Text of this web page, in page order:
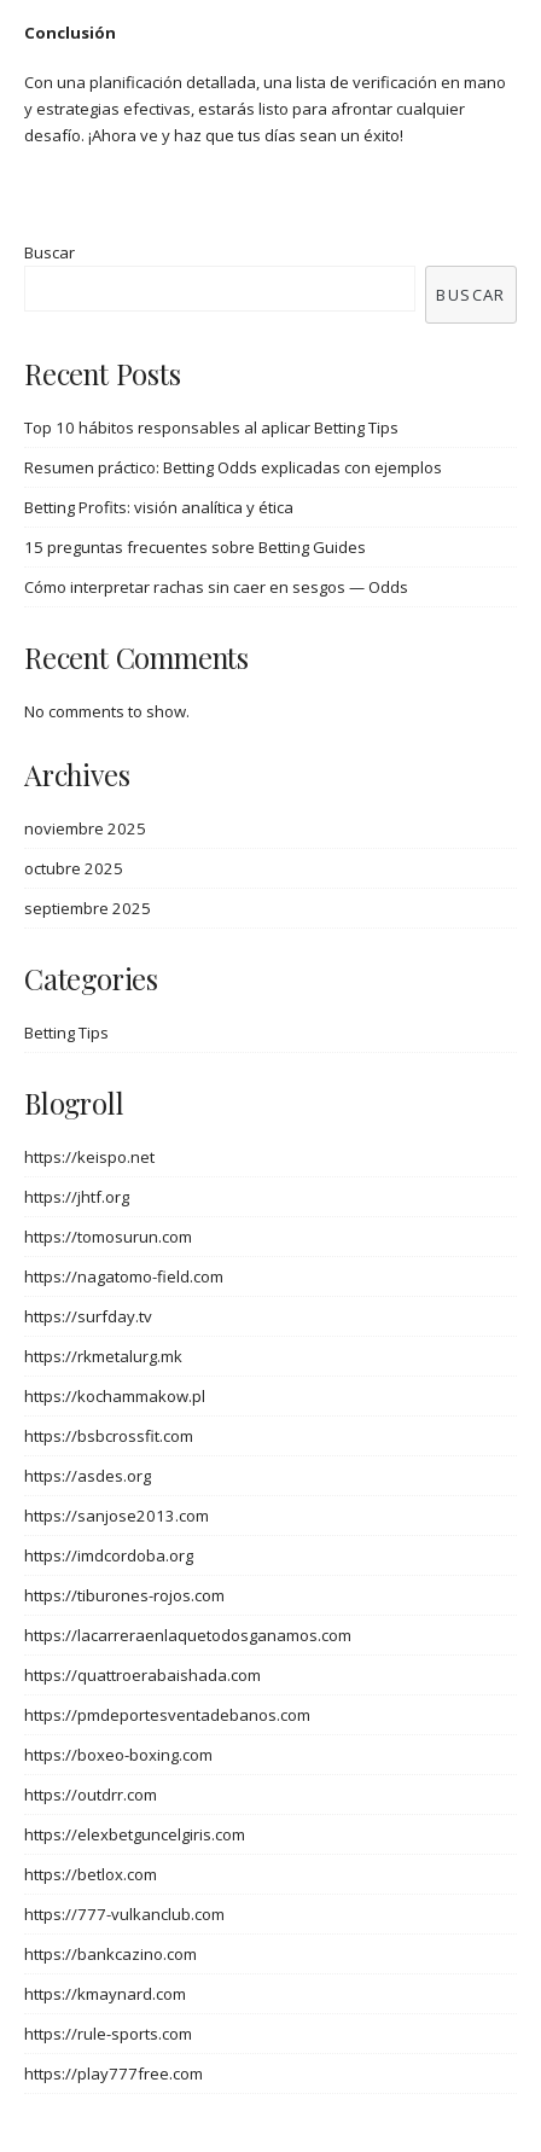
Conclusión
Con una planificación detallada, una lista de verificación en mano
y estrategias efectivas, estarás listo para afrontar cualquier
desafío. ¡Ahora ve y haz que tus días sean un éxito!
Buscar
BUSCAR
Recent Posts
Top 10 hábitos responsables al aplicar Betting Tips
Resumen práctico: Betting Odds explicadas con ejemplos
Betting Profits: visión analítica y ética
15 preguntas frecuentes sobre Betting Guides
Cómo interpretar rachas sin caer en sesgos — Odds
Recent Comments
No comments to show.
Archives
noviembre 2025
octubre 2025
septiembre 2025
Categories
Betting Tips
Blogroll
https://keispo.net
https://jhtf.org
https://tomosurun.com
https://nagatomo-field.com
https://surfday.tv
https://rkmetalurg.mk
https://kochammakow.pl
https://bsbcrossfit.com
https://asdes.org
https://sanjose2013.com
https://imdcordoba.org
https://tiburones-rojos.com
https://lacarreraenlaquetodosganamos.com
https://quattroerabaishada.com
https://pmdeportesventadebanos.com
https://boxeo-boxing.com
https://outdrr.com
https://elexbetguncelgiris.com
https://betlox.com
https://777-vulkanclub.com
https://bankcazino.com
https://kmaynard.com
https://rule-sports.com
https://play777free.com